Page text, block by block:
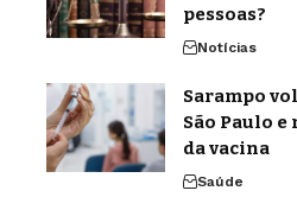
pessoas?
Notícias
Sarampo
São Paulo
da vacina
Saúde